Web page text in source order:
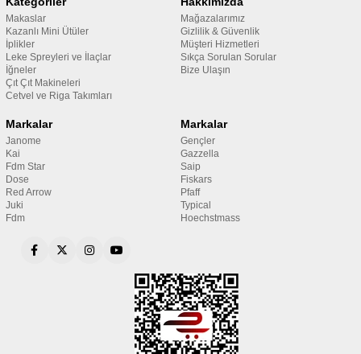
Makaslar
Kazanlı Mini Ütüler
İplikler
Leke Spreyleri ve İlaçlar
İğneler
Çıt Çıt Makineleri
Cetvel ve Riga Takımları
Mağazalarımız
Gizlilik & Güvenlik
Müşteri Hizmetleri
Sıkça Sorulan Sorular
Bize Ulaşın
Markalar
Janome
Kai
Fdm Star
Dose
Red Arrow
Juki
Fdm
Markalar
Gençler
Gazzella
Saip
Fiskars
Pfaff
Typical
Hoechstmass